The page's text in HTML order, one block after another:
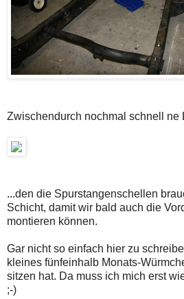
Zwischendurch nochmal schnell ne
...den die Spurstangenschellen
Schicht, damit wir bald auch die
montieren können.
Gar nicht so einfach hier zu
kleines fünfeinhalb Monats-
sitzen hat. Da muss ich mich erst
;-)